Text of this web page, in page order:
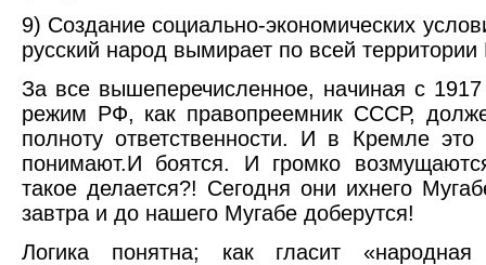
9) Создание социально-экономических
русский народ вымирает по всей
За все вышеперечисленное, начиная с
режим РФ, как правопреемник СССР,
полноту ответственности. И в Кремле это
понимают.И боятся. И громко
такое делается?! Сегодня они ихнего
завтра и до нашего Мугабе доберутся!
Логика понятна; как гласит «народная